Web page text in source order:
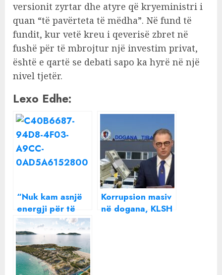
versionit zyrtar dhe atyre që kryeministri i
quan “të pavërteta të mëdha”. Në fund të
fundit, kur vetë kreu i qeverisë zbret në
fushë për të mbrojtur një investim privat,
është e qartë se debati sapo ka hyrë në një
nivel tjetër.
Lexo Edhe:
“Nuk kam asnjë
energji për të
urryer një shpirt”
Beatrix ndan një
mesazh të
rëndësishëm me
të gjithë
Korrupsion masiv
në dogana, KLSH